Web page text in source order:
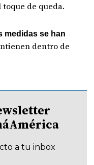
de queda.
medidas se han
dentro de
a tu inbox